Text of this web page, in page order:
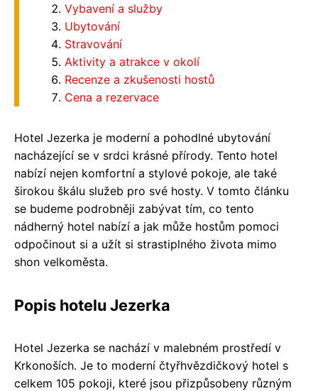
Vybavení a služby
Ubytování
Stravování
Aktivity a atrakce v okolí
Recenze a zkušenosti hostů
Cena a rezervace
Hotel Jezerka je moderní a pohodlné ubytování
nacházející se v srdci krásné přírody. Tento hotel
nabízí nejen komfortní a stylové pokoje, ale také
širokou škálu služeb pro své hosty. V tomto článku
se budeme podrobněji zabývat tím, co tento
nádherný hotel nabízí a jak může hostům pomoci
odpočinout si a užít si strastiplného života mimo
shon velkoměsta.
Popis hotelu Jezerka
Hotel Jezerka se nachází v malebném prostředí v
Krkonoších. Je to moderní čtyřhvězdičkový hotel s
celkem 105 pokoji, které jsou přizpůsobeny různým